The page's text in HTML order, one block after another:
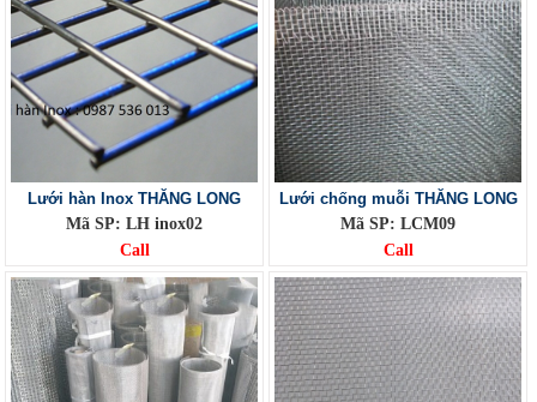
Lưới hàn Inox THĂNG LONG
Mã SP: LH inox02
Call
Lưới chống muỗi THĂNG LONG
Mã SP: LCM09
Call